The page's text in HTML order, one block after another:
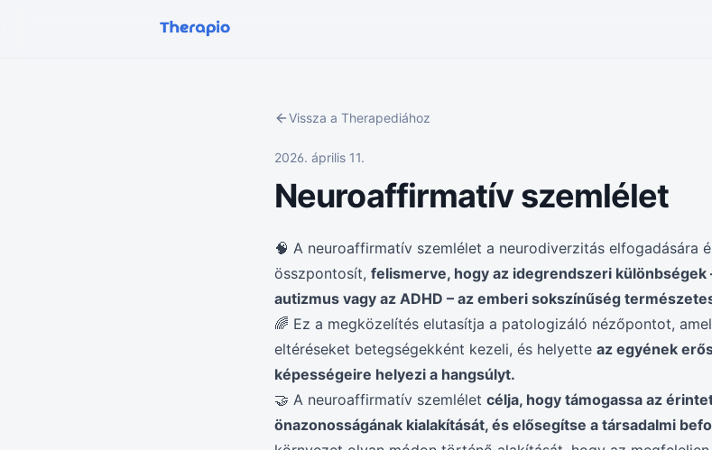
Vissza a Therapediához
2026. április 11.
Neuroaffirmatív szemlélet
🧠 A neuroaffirmatív szemlélet a neurodiverzitás elfogadására
összpontosít, felismerve, hogy az idegrendszeri különbségek
autizmus vagy az ADHD – az emberi sokszínűség
🌈 Ez a megközelítés elutasítja a patologizáló nézőpontot,
eltéréseket betegségekként kezeli, és helyette az egyének
képességeire helyezi a hangsúlyt.
🤝 A neuroaffirmatív szemlélet célja, hogy támogassa az
önazonosságának kialakítását, és elősegítse a társadalmi